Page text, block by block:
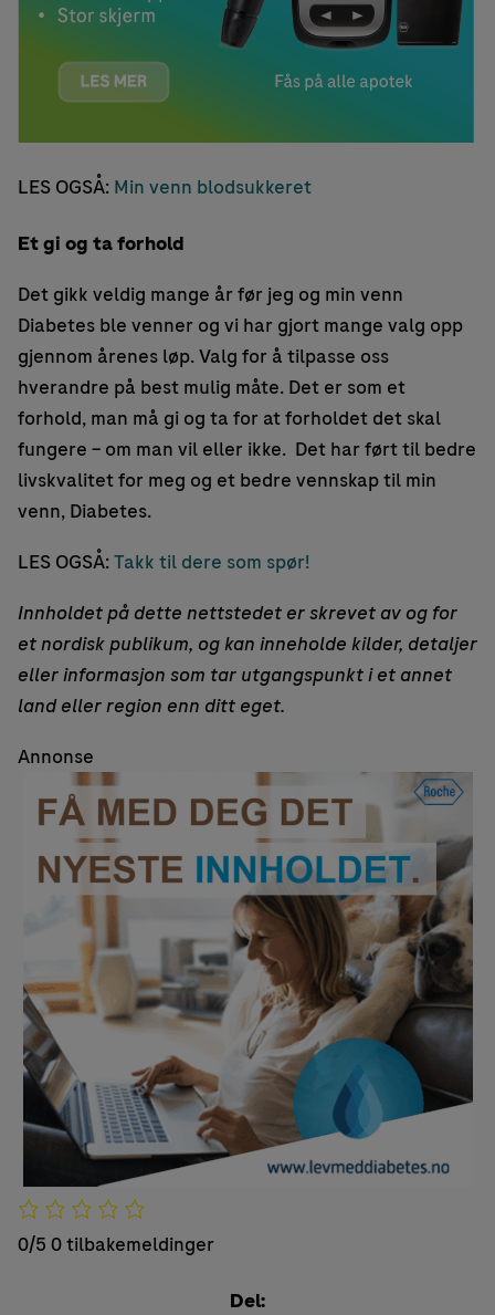
LES OGSÅ: Min venn blodsukkeret
Et gi og ta forhold
Det gikk veldig mange år før jeg og min venn
Diabetes ble venner og vi har gjort mange valg opp
gjennom årenes løp. Valg for å tilpasse oss
hverandre på best mulig måte. Det er som et
forhold, man må gi og ta for at forholdet det skal
fungere – om man vil eller ikke. Det har ført til bedre
livskvalitet for meg og et bedre vennskap til min
venn, Diabetes.
LES OGSÅ:Takk til dere som spør!
Innholdet på dette nettstedet er skrevet av og for
et nordisk publikum, og kan inneholde kilder, detaljer
eller informasjon som tar utgangspunkt i et annet
land eller region enn ditt eget.
Annonse
0/5 0 tilbakemeldinger
Del: